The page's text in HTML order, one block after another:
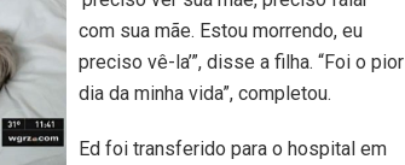
com sua mãe. Estou morrendo, eu
preciso vê-la’”, disse a filha. “Foi o pior
dia da minha vida”, completou.
Ed foi transferido para o hospital em